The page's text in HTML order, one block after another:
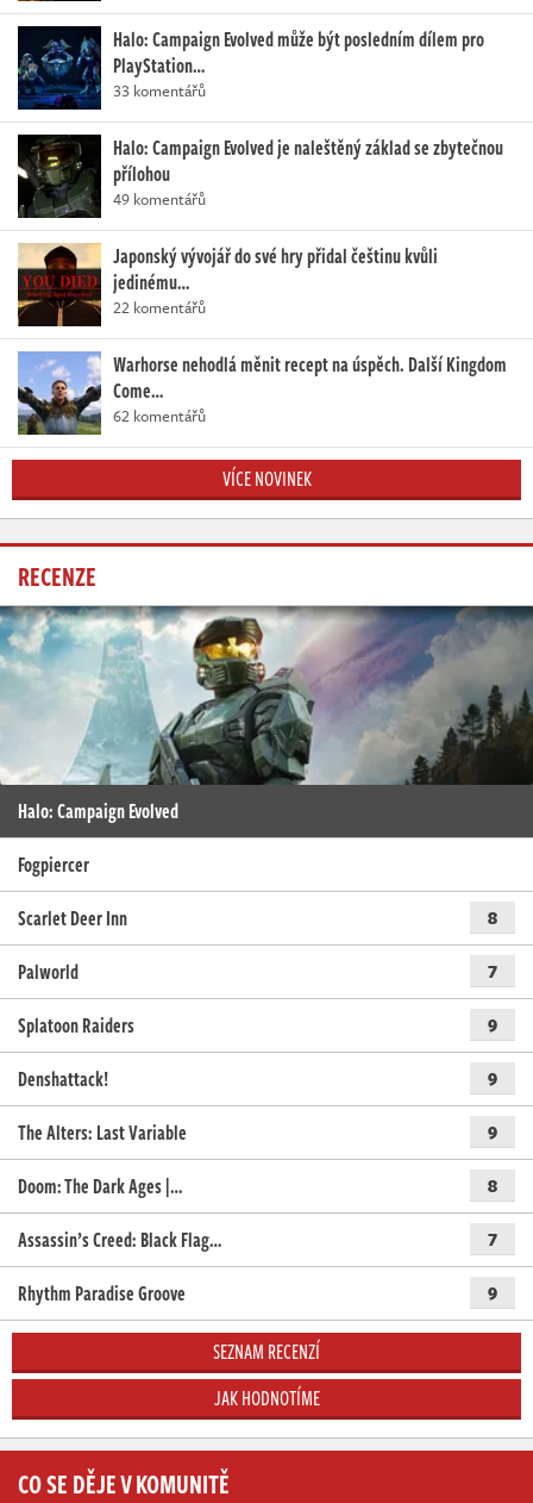
Halo: Campaign Evolved může být posledním dílem pro
PlayStation…
33 komentářů
Halo: Campaign Evolved je naleštěný základ se zbytečnou
přílohou
49 komentářů
Japonský vývojář do své hry přidal češtinu kvůli
jedinému…
22 komentářů
Warhorse nehodlá měnit recept na úspěch. Další Kingdom
Come…
62 komentářů
VÍCE NOVINEK
RECENZE
Halo: Campaign Evolved
Fogpiercer
Scarlet Deer Inn
8
Palworld 7
Splatoon Raiders 9
Denshattack! 9
The Alters: Last Variable 9
Doom: The Dark Ages |… 8
Assassin’s Creed: Black Flag… 7
Rhythm Paradise Groove 9
SEZNAM RECENZÍ
JAK HODNOTÍME
CO SE DĚJE V KOMUNITĚ